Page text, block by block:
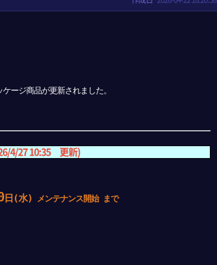
ージ商品が更新されました。
4/27 10:35 更新)
日(水) メンテナンス開始 まで